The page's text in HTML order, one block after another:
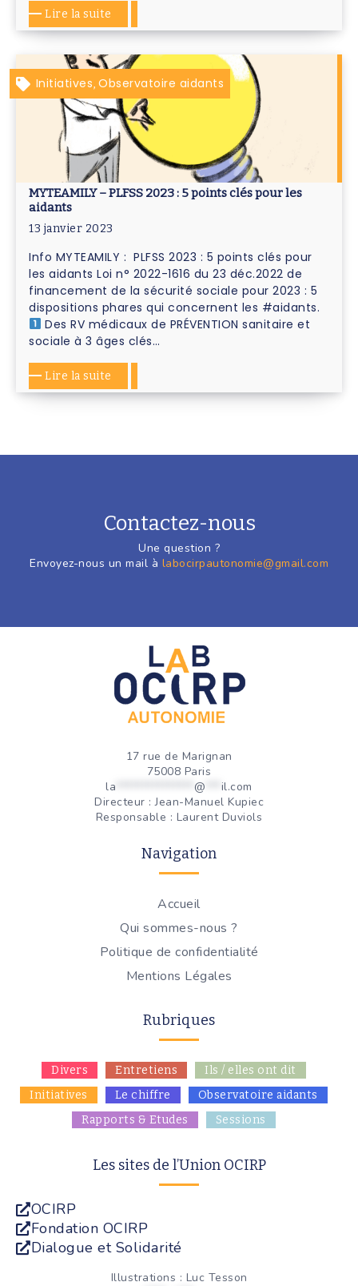
Lire la suite
Initiatives, Observatoire aidants
MYTEAMILY – PLFSS 2023 : 5 points clés pour les
aidants
13 janvier 2023
Info MYTEAMILY : PLFSS 2023 : 5 points clés pour
les aidants Loi n° 2022-1616 du 23 déc.2022 de
financement de la sécurité sociale pour 2023 : 5
dispositions phares qui concernent les #aidants.
Des RV médicaux de PRÉVENTION sanitaire et
sociale à 3 âges clés…
Lire la suite
Contactez-nous
Une question ?
Envoyez-nous un mail à labocirpautonomie@gmail.com
17 rue de Marignan
75008 Paris
la
@
il.com
Directeur : Jean-Manuel Kupiec
Responsable : Laurent Duviols
Navigation
Accueil
Qui sommes-nous ?
Politique de confidentialité
Mentions Légales
Rubriques
Divers Entretiens
Ils / elles ont dit
Initiatives
Le chiffre
Observatoire aidants
Rapports & Etudes
Sessions
Les sites de l’Union OCIRP
OCIRP
Fondation OCIRP
Dialogue et Solidarité
Illustrations : Luc Tesson